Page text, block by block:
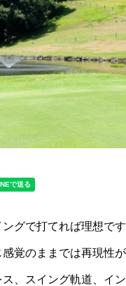
グで打てれば理想で
覚のままでは再現性
、スイング軌道、イ